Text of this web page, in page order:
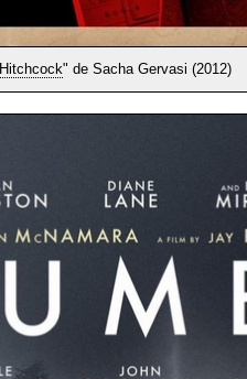
Hitchcock" de Sacha Gervasi (2012)